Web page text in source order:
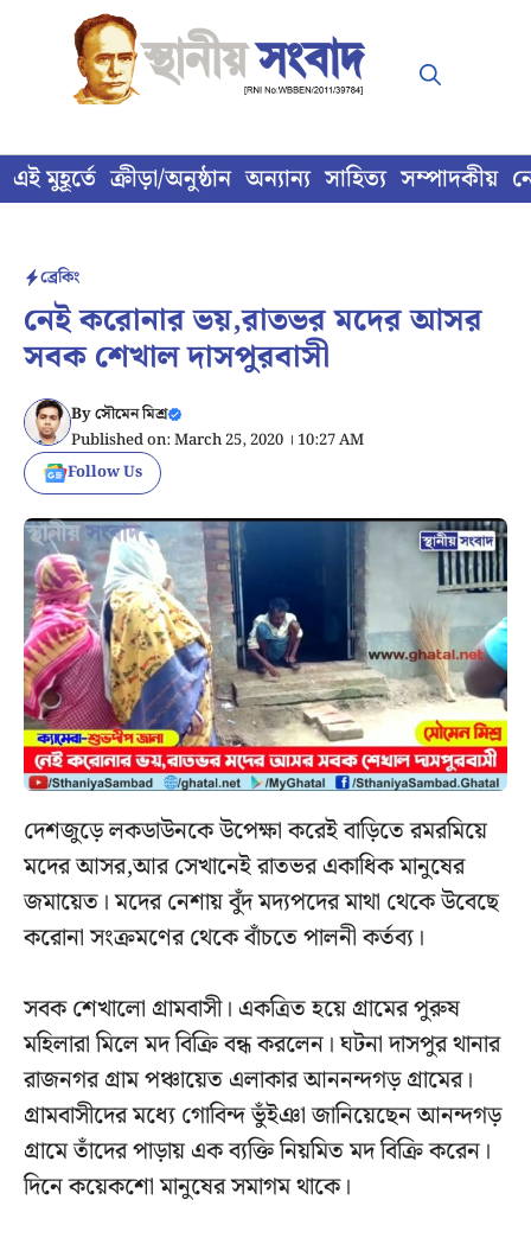
content
এই মুহূর্তে ক্রীড়া/অনুষ্ঠান অন্যান্য সাহিত্য সম্পাদকীয়
ব্রেকিং
নেই করোনার ভয়,রাতভর মদের আসর
সবক শেখাল দাসপুরবাসী
Byসৌমেন মিশ্র
Published on: March 25, 2020 । 10:27 AM
Follow Us
দেশজুড়ে লকডাউনকে উপেক্ষা করেই বাড়িতে রমরমিয়ে
মদের আসর,আর সেখানেই রাতভর একাধিক মানুষের
জমায়েত। মদের নেশায় বুঁদ মদ্যপদের মাথা থেকে উবেছে
করোনা সংক্রমণের থেকে বাঁচতে পালনী কর্তব্য।
সবক শেখালো গ্রামবাসী। একত্রিত হয়ে গ্রামের পুরুষ
মহিলারা মিলে মদ বিক্রি বন্ধ করলেন। ঘটনা দাসপুর থানার
রাজনগর গ্রাম পঞ্চায়েত এলাকার আননন্দগড় গ্রামের।
গ্রামবাসীদের মধ্যে গোবিন্দ ভুঁইঞা জানিয়েছেন আনন্দগড়
গ্রামে তাঁদের পাড়ায় এক ব্যক্তি নিয়মিত মদ বিক্রি করেন।
দিনে কয়েকশো মানুষের সমাগম থাকে।